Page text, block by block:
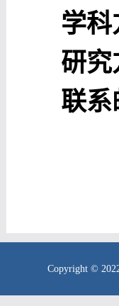
学
研究
联系
Copyright ©